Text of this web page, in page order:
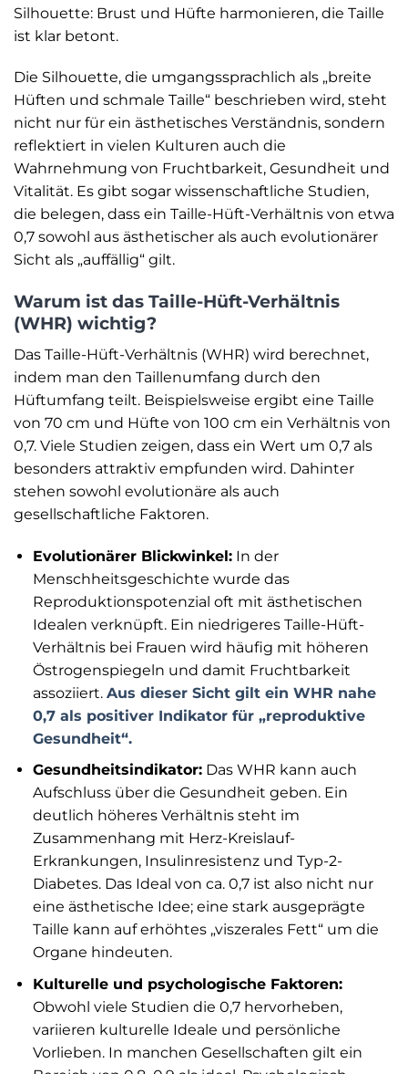
Silhouette: Brust und Hüfte harmonieren, die Taille
ist klar betont.
Die Silhouette, die umgangssprachlich als „breite
Hüften und schmale Taille“ beschrieben wird, steht
nicht nur für ein ästhetisches Verständnis, sondern
reflektiert in vielen Kulturen auch die
Wahrnehmung von Fruchtbarkeit, Gesundheit und
Vitalität. Es gibt sogar wissenschaftliche Studien,
die belegen, dass ein Taille-Hüft-Verhältnis von etwa
0,7 sowohl aus ästhetischer als auch evolutionärer
Sicht als „auffällig“ gilt.
Warum ist das Taille-Hüft-Verhältnis
(WHR) wichtig?
Das Taille-Hüft-Verhältnis (WHR) wird berechnet,
indem man den Taillenumfang durch den
Hüftumfang teilt. Beispielsweise ergibt eine Taille
von 70 cm und Hüfte von 100 cm ein Verhältnis von
0,7. Viele Studien zeigen, dass ein Wert um 0,7 als
besonders attraktiv empfunden wird. Dahinter
stehen sowohl evolutionäre als auch
gesellschaftliche Faktoren.
Evolutionärer Blickwinkel:In der
Menschheitsgeschichte wurde das
Reproduktionspotenzial oft mit ästhetischen
Idealen verknüpft. Ein niedrigeres Taille-Hüft-
Verhältnis bei Frauen wird häufig mit höheren
Östrogenspiegeln und damit Fruchtbarkeit
assoziiert. Aus dieser Sicht gilt ein WHR nahe
0,7 als positiver Indikator für „reproduktive
Gesundheit“.
Gesundheitsindikator:Das WHR kann auch
Aufschluss über die Gesundheit geben. Ein
deutlich höheres Verhältnis steht im
Zusammenhang mit Herz-Kreislauf-
Erkrankungen, Insulinresistenz und Typ-2-
Diabetes. Das Ideal von ca. 0,7 ist also nicht nur
eine ästhetische Idee; eine stark ausgeprägte
Taille kann auf erhöhtes „viszerales Fett“ um die
Organe hindeuten.
Kulturelle und psychologische Faktoren:
Obwohl viele Studien die 0,7 hervorheben,
variieren kulturelle Ideale und persönliche
Vorlieben. In manchen Gesellschaften gilt ein